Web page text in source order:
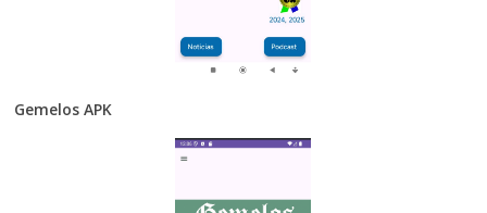
Gemelos APK